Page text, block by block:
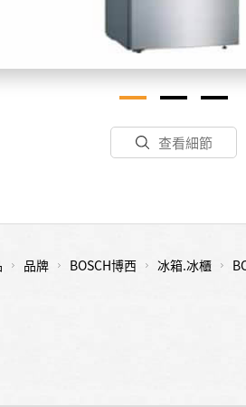
查看細節
品牌 BOSCH博西 冰箱.冰櫃